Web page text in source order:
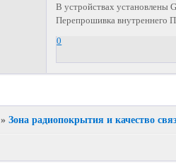
В устройствах установлены
Перепрошивка внутреннего
0
»Зона радиопокрытия и качество